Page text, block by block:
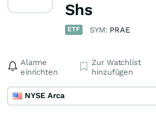
Shs
ETF SYM: PRAE
Alarme
einrichten
Zur Watchlist
hinzufügen
NYSE Arca